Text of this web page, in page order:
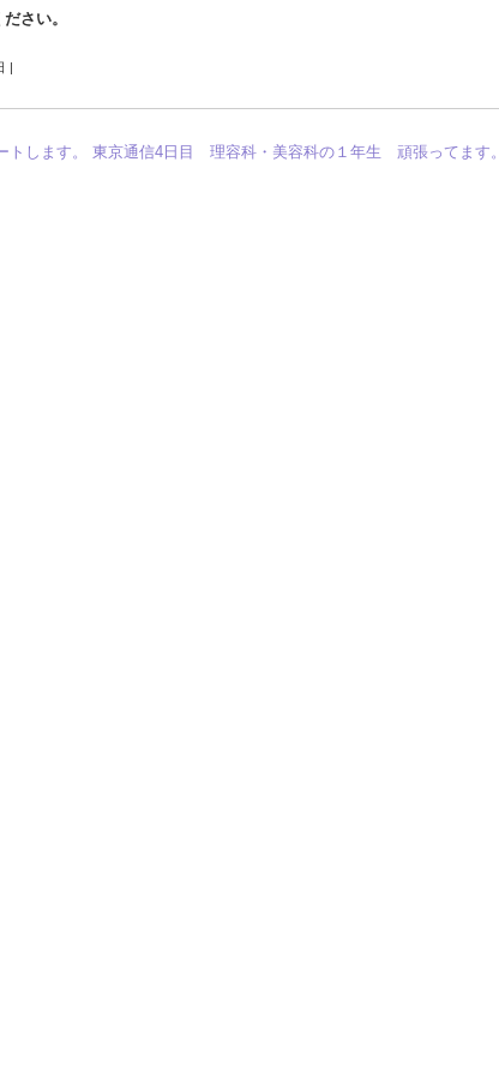
さい。
|
します。
東京通信4日目 理容科・美容科の１年生 頑張ってます。